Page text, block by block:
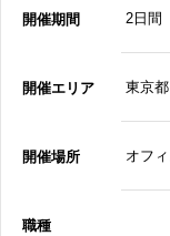
開催期間 2日間
開催エリア 東京都
開催場所 オフ
職種